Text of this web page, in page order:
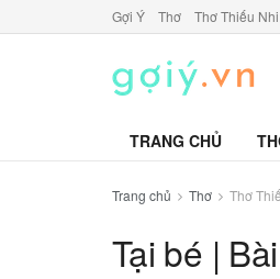
Gợi Ý Thơ Thơ Thiếu Nhi
TRANG CHỦ
Trang chủ Thơ Thơ
Tại bé |